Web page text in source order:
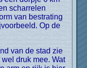
scharrelen
van bestrating
Op de
druk mee. Wat